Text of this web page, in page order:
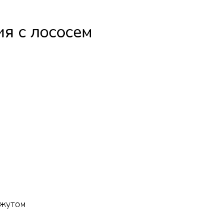
с лососем